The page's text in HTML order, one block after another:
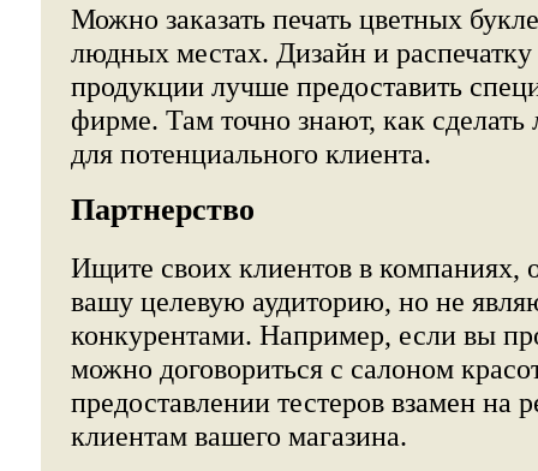
Можно заказать печать цветных
людных местах. Дизайн и
продукции лучше предоставить
фирме. Там точно знают, как сделать
для потенциального клиента.
Партнерство
Ищите своих клиентов в
вашу целевую аудиторию, но не
конкурентами. Например, если вы
можно договориться с салоном
предоставлении тестеров взамен на
клиентам вашего магазина.